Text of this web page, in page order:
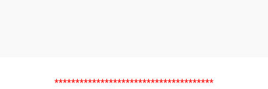
**************************************